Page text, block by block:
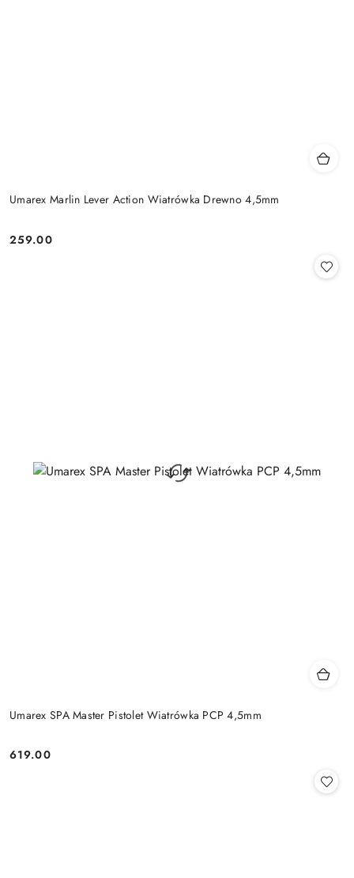
Umarex Marlin Lever Action Wiatrówka Drewno 4,5mm
Cena:
259.00
Umarex SPA Master Pistolet Wiatrówka PCP 4,5mm
Cena:
619.00